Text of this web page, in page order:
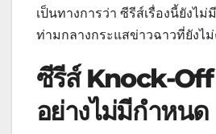
เป็นทางการว่า ซีรีส์เรื่องนี้ยังไ
ท่ามกลางกระแสข่าวฉาวที่ยังไ
ซีรีส์Knock-Off
อย่างไม่มีกำหนด